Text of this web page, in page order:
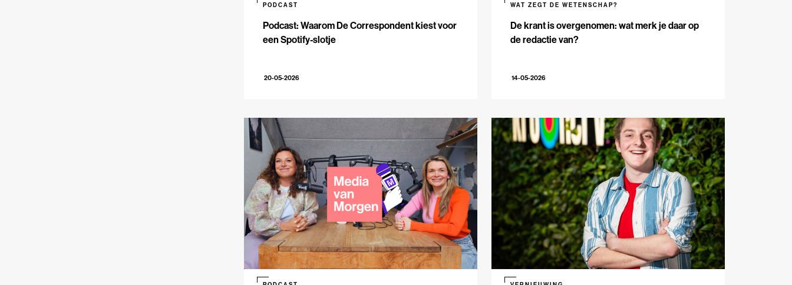
Podcast: Waarom De Correspondent kiest voor
een Spotify-slotje
PODCAST
20-05-2026
De krant is overgenomen: wat merk je daar op
de redactie van?
WAT ZEGT DE WETENSCHAP?
14-05-2026